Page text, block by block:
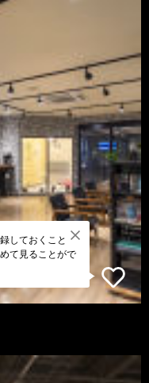
しておくこと
て見ることがで